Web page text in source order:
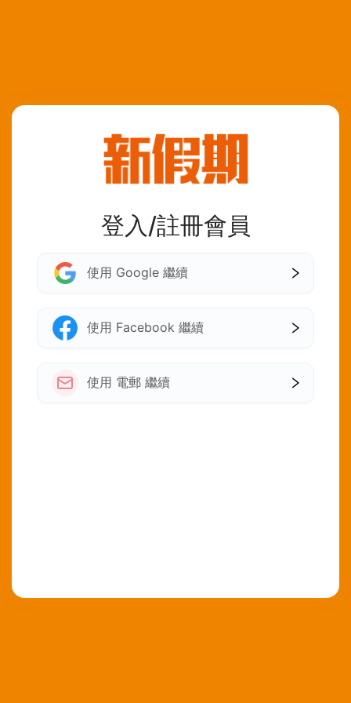
登入/註冊會員
使用 Google 繼續
使用 Facebook 繼續
使用 電郵 繼續